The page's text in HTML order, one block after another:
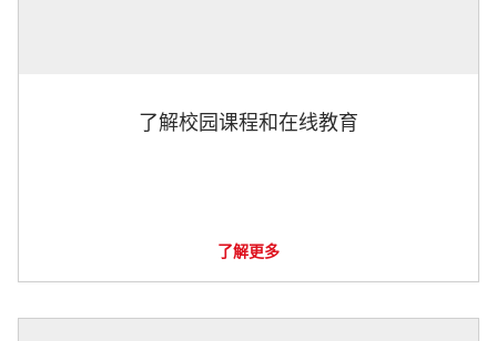
了解校园课程和在线教育
了解更多